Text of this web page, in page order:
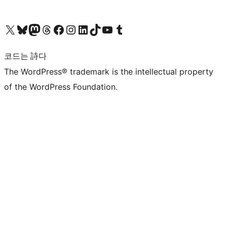
X(이전 트위터) 계정 방문하기블루스카이 계정 방문하기마스토돈 계정 방문하기스레드 계정 방문하기 페이스북 페이지 방문하기인스타그램 계정 방문하기 LinkedIn 계정 방문하기틱톡 계정 방문하기유튜브 채널 방문하기 텀블러 계정 방문하기
코드는 詩다
The WordPress® trademark is the intellectual property
of the WordPress Foundation.